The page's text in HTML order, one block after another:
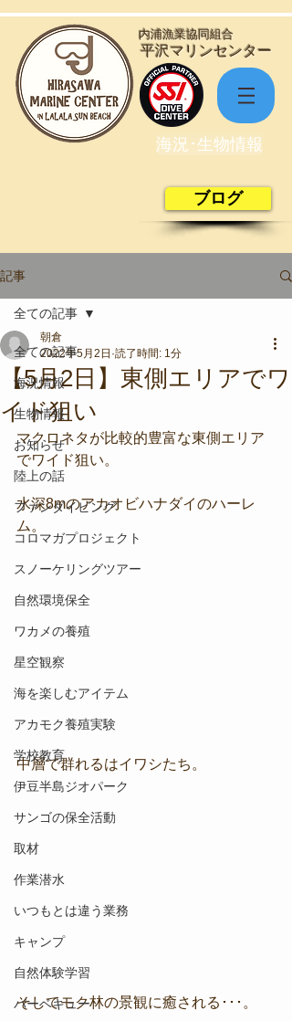
​平沢マリンセンター
​内浦漁業協同組合
海況･生物情報
ブログ
記事
全ての記事
海況情報
生物情報
お知らせ
陸上の話
ファンダイビング
コロマガプロジェクト
スノーケリングツアー
自然環境保全
ワカメの養殖
星空観察
海を楽しむアイテム
アカモク養殖実験
学校教育
伊豆半島ジオパーク
サンゴの保全活動
取材
作業潜水
いつもとは違う業務
キャンプ
自然体験学習
バーベキュー
全ての記事
【5月2日】東側エリアでワ
イド狙い
朝倉
2022年5月2日 読了時間: 1分
マクロネタが比較的豊富な東側エリア
でワイド狙い。
水深8mのアカオビハナダイのハーレ
ム。
中層で群れるはイワシたち。
そしてモク林の景観に癒される･･･。